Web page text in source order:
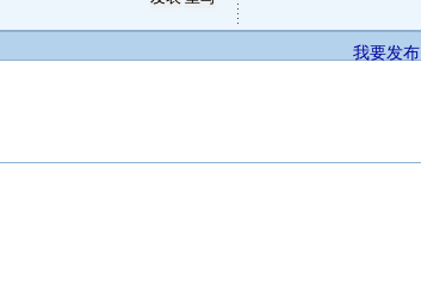
我要发布